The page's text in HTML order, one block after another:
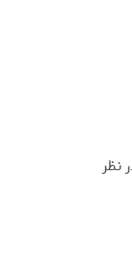
نظر